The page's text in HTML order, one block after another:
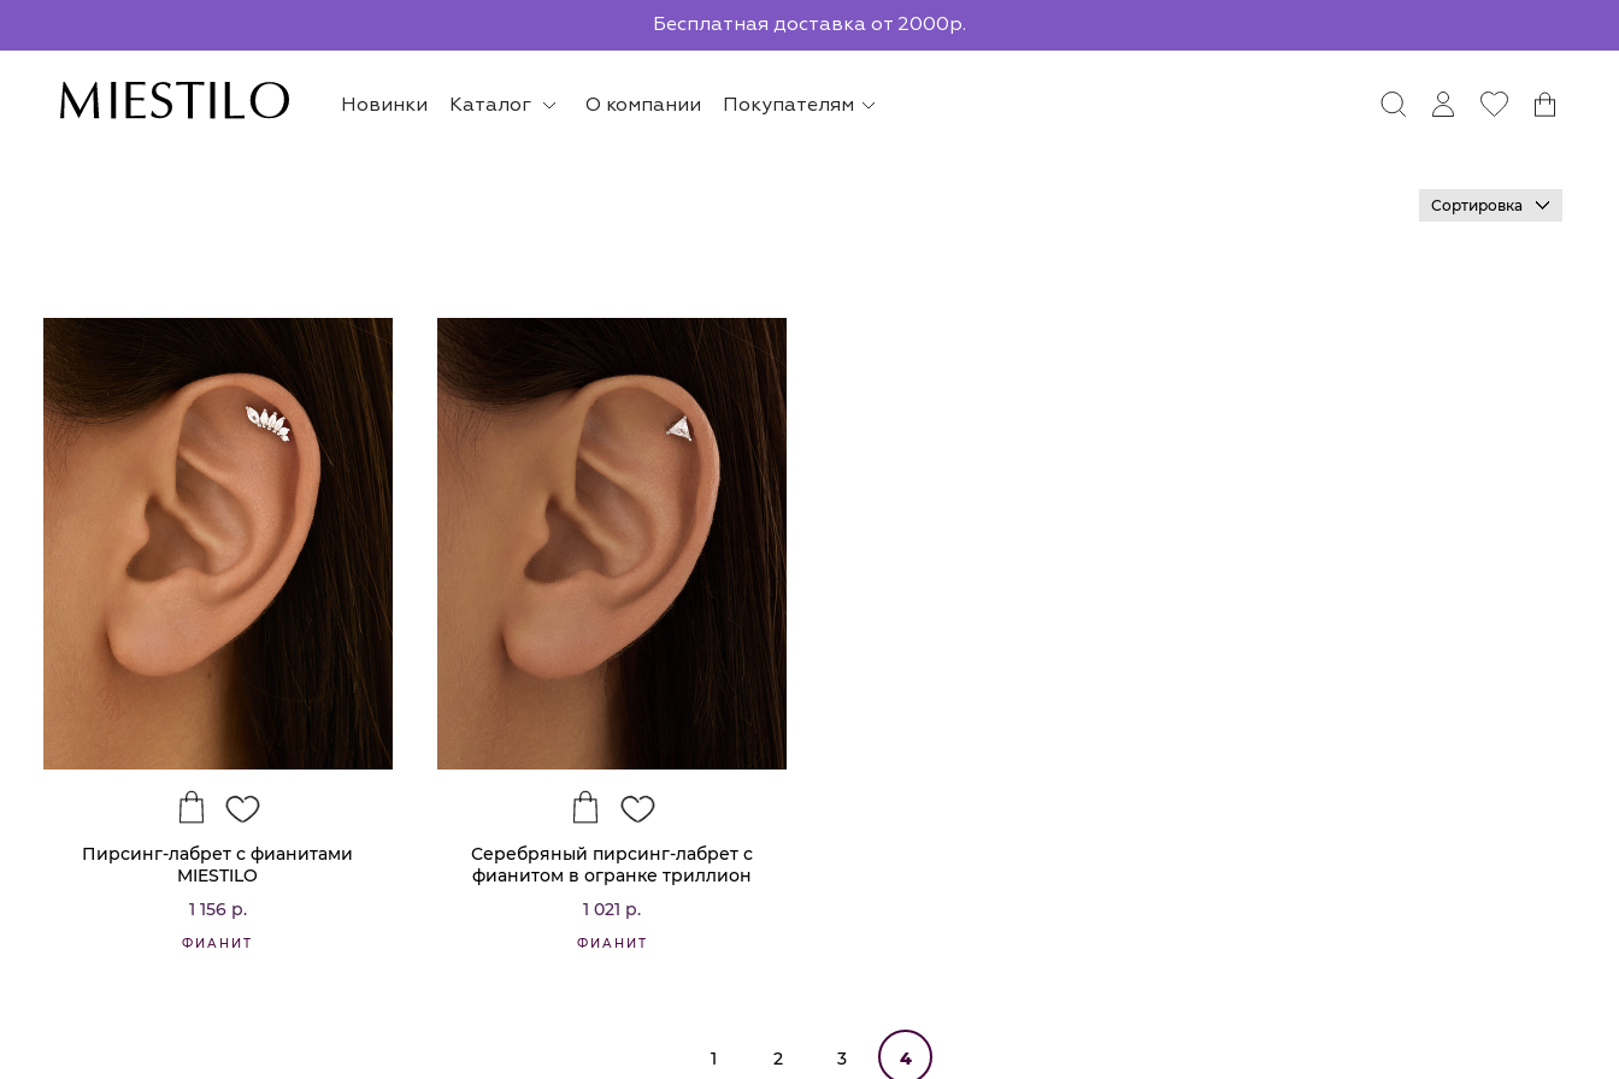
Бесплатная доставка от 2000р.
Новинки
Каталог О компании Покупателям
Сортировка
Пирсинг-лабрет с фианитами
MIESTILO
1 156 р.
ФИАНИТ
Серебряный пирсинг-лабрет с
фианитом в огранке триллион
1 021 р.
ФИАНИТ
1 2 3 4